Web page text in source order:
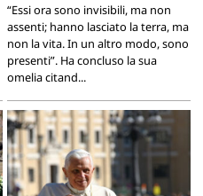
“Essi ora sono invisibili, ma non
assenti; hanno lasciato la terra, ma
non la vita. In un altro modo, sono
presenti”. Ha concluso la sua
omelia citand...